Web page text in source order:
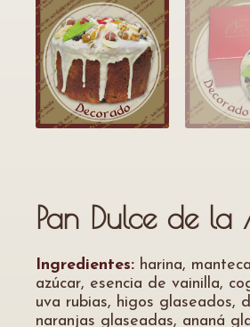
Pan Dulce de
Ingredientes: harina,
azúcar, esencia de vainilla,
uva rubias, higos glaseados,
naranjas glaseadas, ananá